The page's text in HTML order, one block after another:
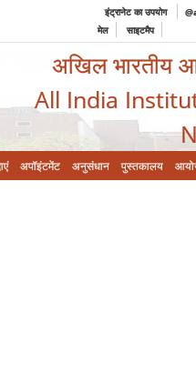
इंट्रानेट का उपयोग
मेल
साइटमैप
अखिल भारतीय
All India
अपॉइंटमेंट अनुसंधान पुस्तकालय